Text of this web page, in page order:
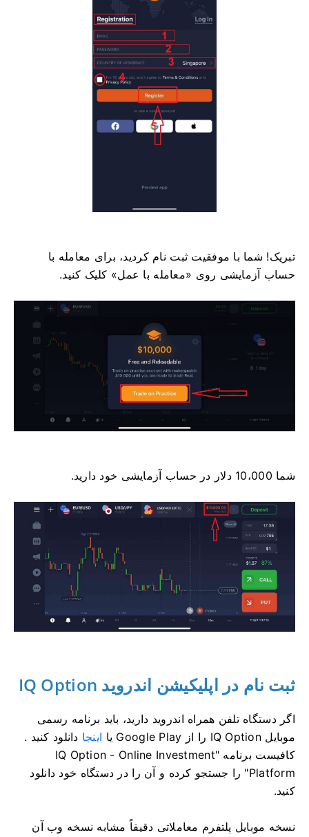
تبریک! شما با موفقیت ثبت نام کردید، برای معامله با
حساب آزمایشی روی «معامله با عمل» کلیک کنید.
شما 10،000 دلار در حساب آزمایشی خود دارید.
ثبت نام در اپلیکیشن اندروید IQ Option
اگر دستگاه تلفن همراه اندروید دارید، باید برنامه رسمی
موبایل IQ Option را از Google Play یا
اینجا دانلود کنید .
کافیست برنامه "IQ Option - Online Investment
Platform" را جستجو کرده و آن را در دستگاه خود دانلود
کنید.
نسخه موبایل پلتفرم معاملاتی دقیقاً مشابه نسخه وب آن